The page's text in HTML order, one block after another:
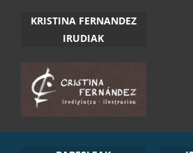
KRISTINA FERNANDEZ
IRUDIAK